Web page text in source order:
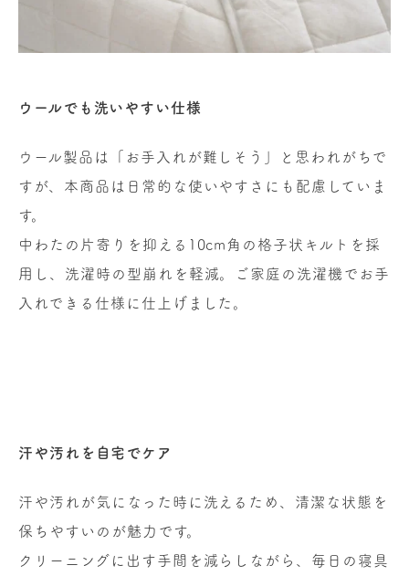
ウールでも洗いやすい仕様
ウール製品は「お手入れが難しそう」と思われがちで
すが、本商品は日常的な使いやすさにも配慮していま
す。
中わたの片寄りを抑える10cm角の格子状キルトを採
用し、洗濯時の型崩れを軽減。ご家庭の洗濯機でお手
入れできる仕様に仕上げました。
汗や汚れを自宅でケア
汗や汚れが気になった時に洗えるため、清潔な状態を
保ちやすいのが魅力です。
クリーニングに出す手間を減らしながら、毎日の寝具